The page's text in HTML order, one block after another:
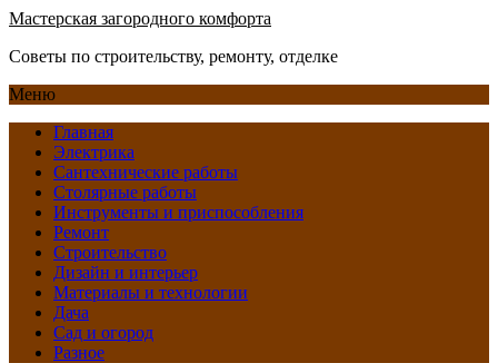
Мастерская загородного комфорта
Советы по строительству, ремонту, отделке
Меню
Главная
Электрика
Сантехнические работы
Столярные работы
Инструменты и приспособления
Ремонт
Строительство
Дизайн и интерьер
Материалы и технологии
Дача
Сад и огород
Разное